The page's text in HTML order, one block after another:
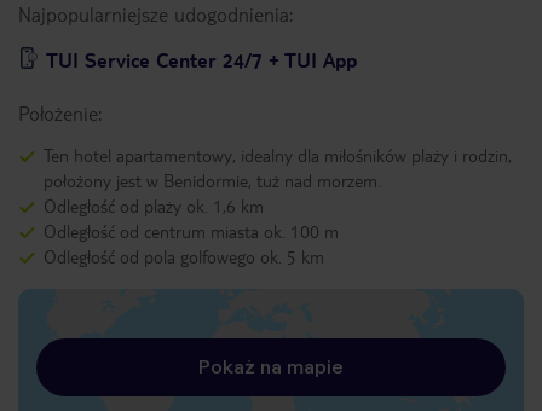
Najpopularniejsze udogodnienia:
TUI Service Center 24/7 + TUI App
Położenie:
Ten hotel apartamentowy, idealny dla miłośników plaży i rodzin,
położony jest w Benidormie, tuż nad morzem.
Odległość od plaży ok. 1,6 km
Odległość od centrum miasta ok. 100 m
Odległość od pola golfowego ok. 5 km
Pokaż na mapie